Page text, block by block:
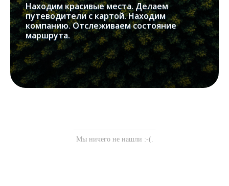
Находим красивые места. Делаем
путеводители с картой. Находим
компанию. Отслеживаем состояние
маршрута.
Мы ничего не нашли :-(.